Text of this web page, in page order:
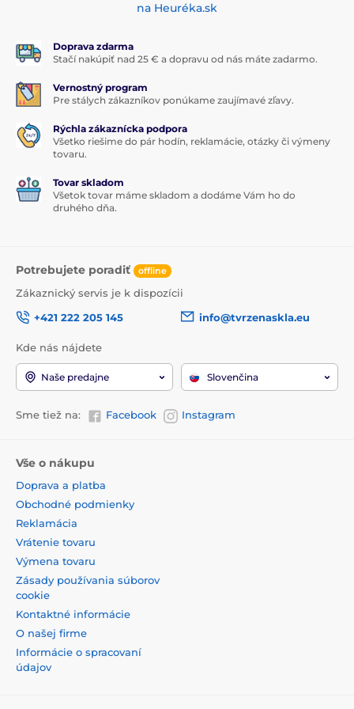
na Heuréka.sk
Doprava zdarma
Stačí nakúpiť nad 25 € a dopravu od nás máte zadarmo.
Vernostný program
Pre stálych zákazníkov ponúkame zaujímavé zľavy.
Rýchla zákaznícka podpora
Všetko riešime do pár hodín, reklamácie, otázky či výmeny
tovaru.
Tovar skladom
Všetok tovar máme skladom a dodáme Vám ho do
druhého dňa.
Potrebujete poradiť offline
Zákaznický servis je k dispozícii
+421 222 205 145
info@tvrzenaskla.eu
Kde nás nájdete
Naše predajne Slovenčina
Sme tiež na: Facebook Instagram
Vše o nákupu
Doprava a platba
Obchodné podmienky
Reklamácia
Vrátenie tovaru
Výmena tovaru
Zásady používania súborov
cookie
Kontaktné informácie
O našej firme
Informácie o spracovaní
údajov